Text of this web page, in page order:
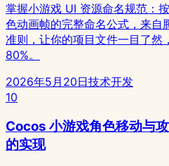
掌握小游戏 UI 资源命名规范：
色动画帧的完整命名公式，来自
准则，让你的项目文件一目了然
80%。
2026年5月20日技术开发
10
Cocos 小游戏角色移动与
的实现